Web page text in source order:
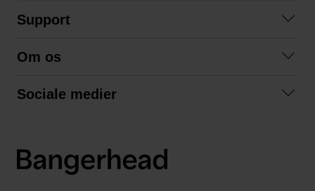
Support
Betingelser
Om os
Sociale medier
LinkedIn